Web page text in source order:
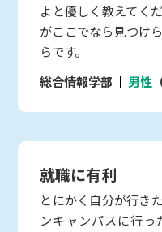
よと優しく教えてく
がここでなら見つけ
らです。
総合情報学部
男性
就職に有利
とにかく自分が行き
ンキャンパスに行っ